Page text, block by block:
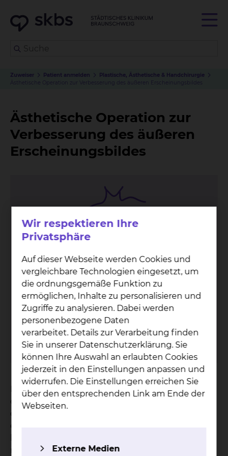
Zuweiser Patient anmelden
Plastische, Ästhetische & Handchirurgie
Ästhetische Operation zur Verbesserung des äußeren Erscheinungsbildes
Ästhetische Operation zur
Verbesserung des äußeren
Erscheinungsbildes
Plas­ti­sche, Äs­the­ti­sche &
Hand­chir­ur­gie
Fichtengrund 1, 38126 Braunschweig
Tel.:+49 531 595 1248
Fax: +49 531 595 1723
Per E-Mail kontaktieren
Hierzu zählen wir Eingriffe die der Verbesserung
des äußeren Erscheinungsbildes dienen und in
der Regel einer medizinischen Notwendigkeit
entbehren. Das eine schließt das andere
notwendigen Eingriffen haben wir ein hohes Maß
Wir respektieren Ihre
Privatsphäre
Auf dieser Webseite werden Cookies und
vergleichbare Technologien eingesetzt, um
die ordnungsgemäße Funktion zu
ermöglichen, Inhalte zu personalisieren und
Zugriffe zu analysieren. Dabei werden
personenbezogene Daten
verarbeitet. Details zur Verarbeitung finden
Sie in unserer Datenschutzerklärung. Sie
können Ihre Auswahl an erlaubten Cookies
jederzeit in den Einstellungen anpassen und
widerrufen. Die Einstellungen erreichen Sie
über den entsprechenden Link am Ende der
Webseiten.
Externe Medien